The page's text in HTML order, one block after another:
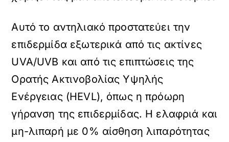
Αυτό το αντηλιακό προστατεύει την
επιδερμίδα εξωτερικά από τις ακτίνες
UVA/UVB και από τις επιπτώσεις της
Ορατής Ακτινοβολίας Υψηλής
Ενέργειας (HEVL), όπως η πρόωρη
γήρανση της επιδερμίδας. Η ελαφριά και
μη-λιπαρή με 0% αίσθηση λιπαρότητας